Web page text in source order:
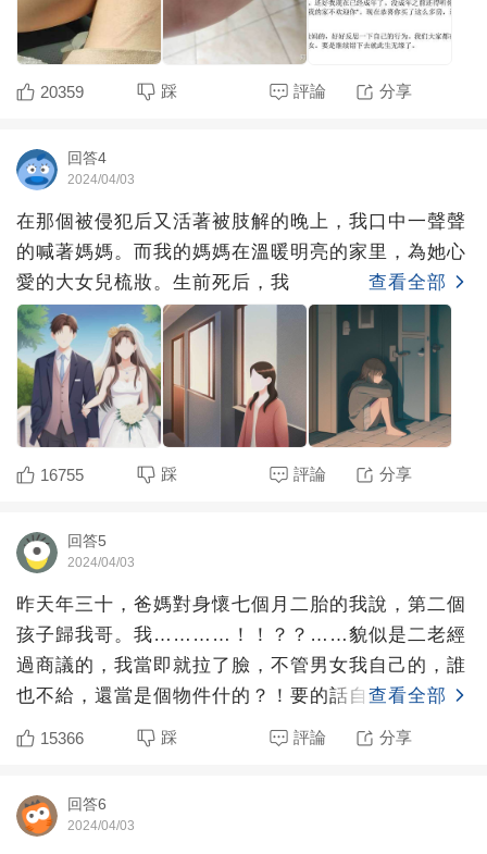
20359 踩 評論 分享
回答4
2024/04/03
在那個被侵犯后又活著被肢解的晚上，我口中一聲聲
的喊著媽媽。而我的媽媽在溫暖明亮的家里，為她心
愛的大女兒梳妝。生前死后，我
查看全部
16755 踩 評論 分享
回答5
2024/04/03
昨天年三十，爸媽對身懷七個月二胎的我說，第二個
孩子歸我哥。我…………！！？？……貌似是二老經
過商議的，我當即就拉了臉，不管男女我自己的，誰
也不給，還當是個物件什的？！要的話自己去生……
後來二老補充，說
查看全部
15366 踩 評論 分享
回答6
2024/04/03